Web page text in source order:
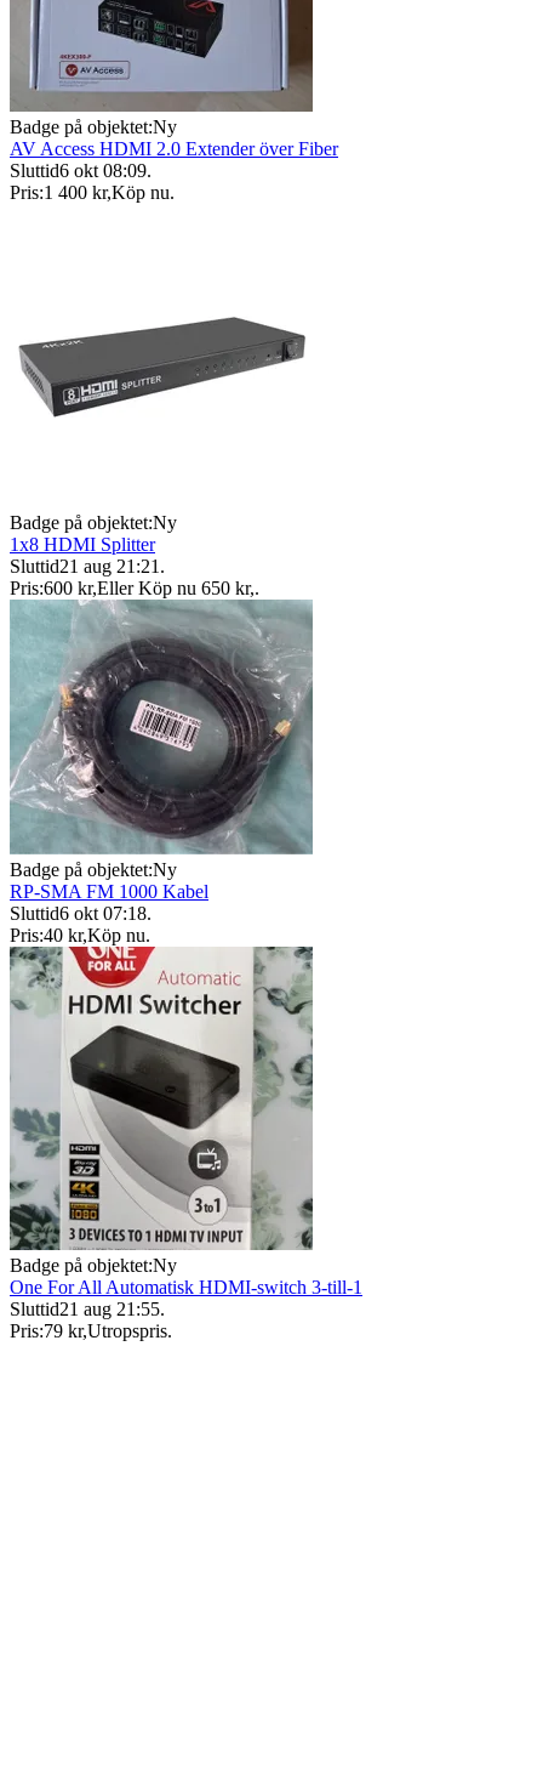
Badge på objektet:Ny
AV Access HDMI 2.0 Extender över Fiber
Sluttid6 okt 08:09.
Pris:1 400 kr,Köp nu.
Badge på objektet:Ny
1x8 HDMI Splitter
Sluttid21 aug 21:21 .
Pris:600 kr,Eller Köp nu 650 kr,.
Badge på objektet:Ny
RP-SMA FM 1000 Kabel
Sluttid6 okt 07:18.
Pris:40 kr,Köp nu.
Badge på objektet:Ny
One For All Automatisk HDMI-switch 3-till-1
Sluttid21 aug 21:55.
Pris:79 kr,Utropspris.